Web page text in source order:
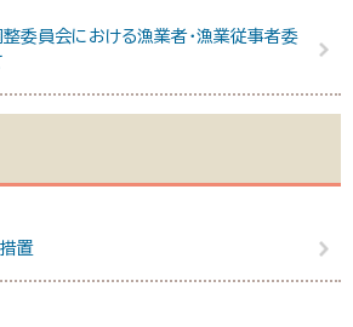
委員会における漁業者・漁業従事者委
置